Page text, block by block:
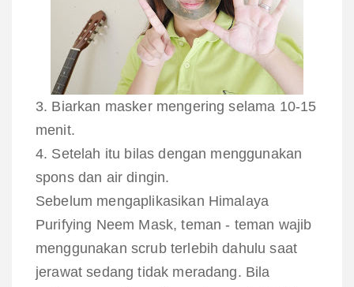
3. Biarkan masker mengering selama 10-15
menit.
4. Setelah itu bilas dengan menggunakan
spons dan air dingin.
Sebelum mengaplikasikan Himalaya
Purifying Neem Mask, teman - teman wajib
menggunakan scrub terlebih dahulu saat
jerawat sedang tidak meradang. Bila